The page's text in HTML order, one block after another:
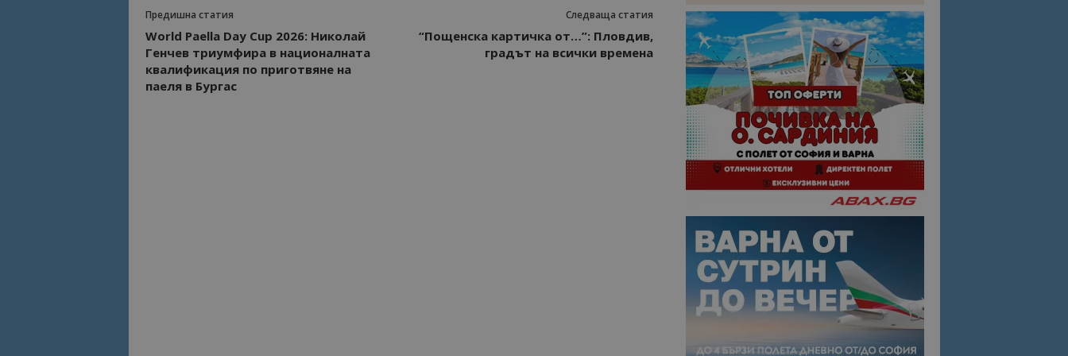
Предишна статия
World Paella Day Cup 2026: Николай
Генчев триумфира в националната
квалификация по приготвяне на
паеля в Бургас
Следваща статия
“Пощенска картичка от…”: Пловдив,
градът на всички времена